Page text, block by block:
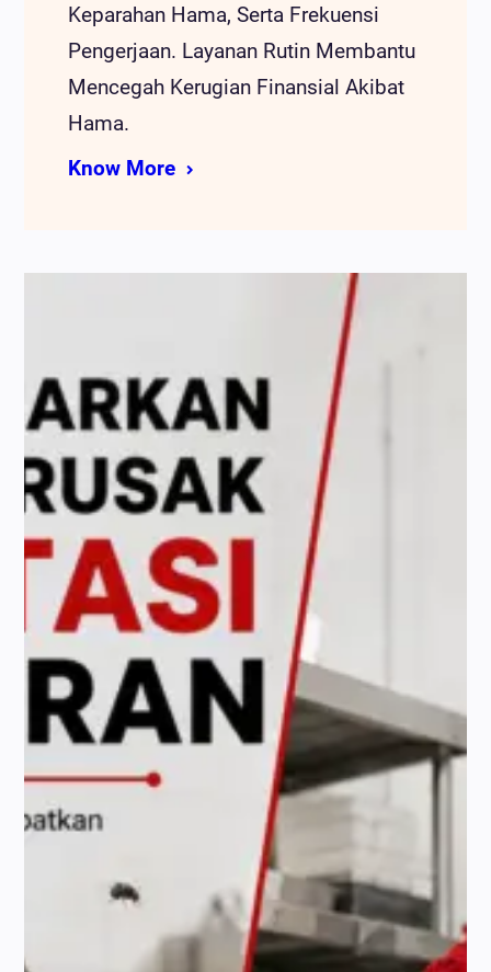
Keparahan Hama, Serta Frekuensi
Pengerjaan. Layanan Rutin Membantu
Mencegah Kerugian Finansial Akibat
Hama.
Know More